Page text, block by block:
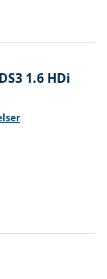
1.6 HDi